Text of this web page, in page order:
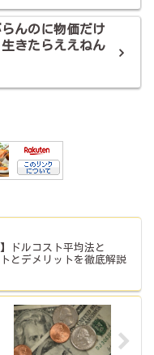
んのに物価だけ
きたらええねん
ドルコスト平均法と
とデメリットを徹底解説